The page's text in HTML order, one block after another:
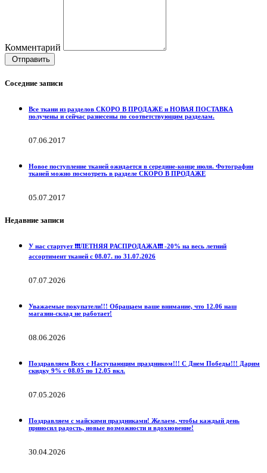
Комментарий
Отправить
Соседние записи
Все ткани из разделов СКОРО В ПРОДАЖЕ и НОВАЯ ПОСТАВКА
получены и сейчас разнесены по соответствующим разделам.
07.06.2017
Новое поступление тканей ожидается в середине-конце июля. Фотографии
тканей можно посмотреть в разделе СКОРО В ПРОДАЖЕ
05.07.2017
Недавние записи
У нас стартует ❗️❗️❗️ЛЕТНЯЯ РАСПРОДАЖА❗️❗️❗️ -20% на весь летний
ассортимент тканей с 08.07. по 31.07.2026
07.07.2026
Уважаемые покупатели!!! Обращаем ваше внимание, что 12.06 наш
магазин-склад не работает!
08.06.2026
Поздравляем Всех с Наступающим праздником!!! С Днем Победы!!! Дарим
скидку 9% с 08.05 по 12.05 вкл.
07.05.2026
Поздравляем с майскими праздниками! Желаем, чтобы каждый день
приносил радость, новые возможности и вдохновение!
30.04.2026